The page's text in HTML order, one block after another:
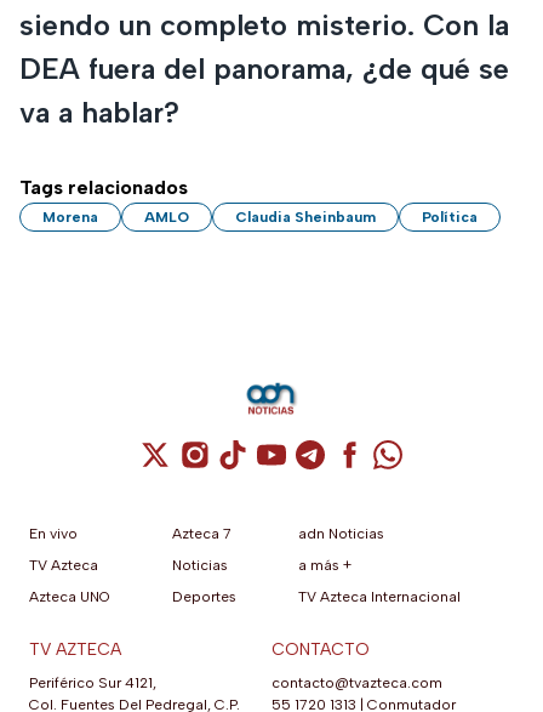
siendo un completo misterio. Con la
DEA fuera del panorama, ¿de qué se
va a hablar?
Tags relacionados
Morena AMLO Claudia Sheinbaum Política
Cuenta de X / Twitter (se abre en una
Cuenta de Instagram (se abre en una
Cuenta de TikTok (se abre en
Cuenta de YouTube (se abre
Cuenta de Telegram (se
Cuenta de
Cuenta de
En vivo
TV Azteca
Azteca UNO
Azteca 7
Noticias
Deportes
adn Noticias
a más +
TV Azteca Internacional
TV AZTECA
Periférico Sur 4121,
Col. Fuentes Del Pedregal, C.P.
CONTACTO
contacto@tvazteca.com
55 1720 1313 | Conmutador